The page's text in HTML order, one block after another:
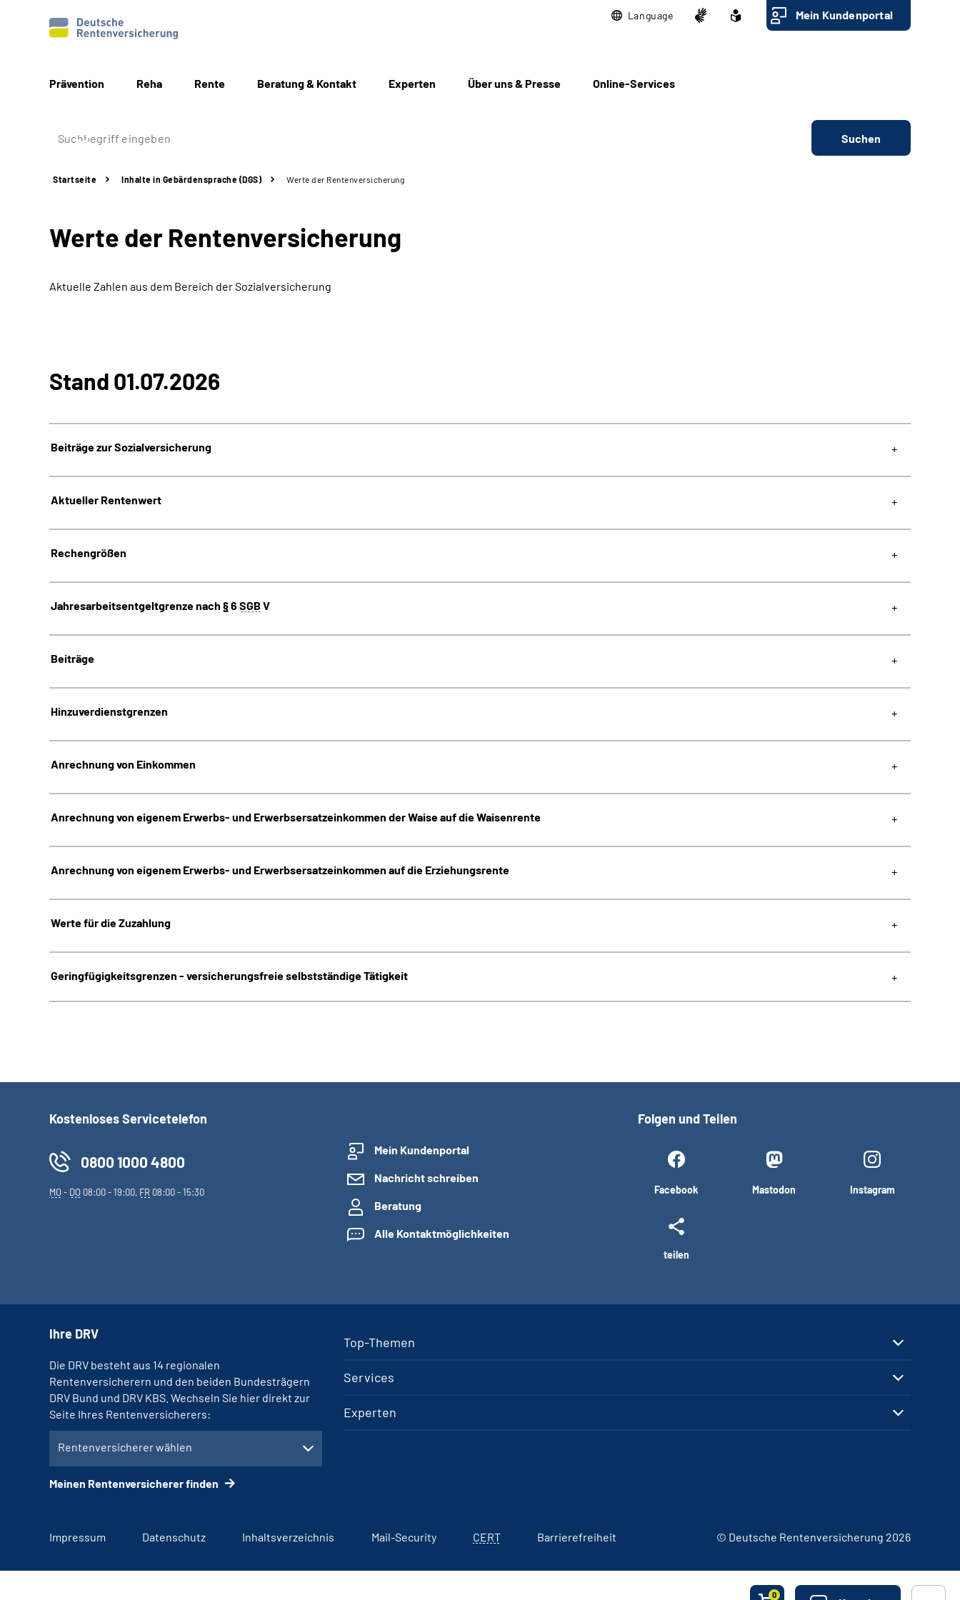
Language Mein Kundenportal
Prävention Reha Rente Beratung & Kontakt Experten Über uns & Presse Online-Services
Suchen
Startseite Inhalte in Gebärdensprache (DGS) Werte der Rentenversicherung
Werte der Rentenversicherung
Aktuelle Zahlen aus dem Bereich der Sozialversicherung
Stand 01.07.2026
Beiträge zur Sozialversicherung
Aktueller Rentenwert
Rechengrößen
Jahresarbeitsentgeltgrenze nach §6 SGB V
Beiträge
Hinzuverdienstgrenzen
Anrechnung von Einkommen
Anrechnung von eigenem Erwerbs- und Erwerbsersatzeinkommen der Waise auf die Waisenrente
Anrechnung von eigenem Erwerbs- und Erwerbsersatzeinkommen auf die Erziehungsrente
Werte für die Zuzahlung
Geringfügigkeitsgrenzen - versicherungsfreie selbstständige Tätigkeit
0
Kostenloses Servicetelefon
0800 1000 4800
MO- DO 08:00 - 19:00, FR 08:00 - 15:30
Mein Kundenportal
Nachricht schreiben
Beratung
Alle Kontaktmöglichkeiten
Folgen und Teilen
Facebook Mastodon Instagram
teilen
Top-Themen
Services
Experten
Ihre DRV
Die DRV besteht aus 14 regionalen
Rentenversicherern und den beiden Bundesträgern
DRV Bund und DRV KBS. Wechseln Sie hier direkt zur
Seite Ihres Rentenversicherers:
Rentenversicherer wählen
Meinen Rentenversicherer finden
Impressum Datenschutz Inhaltsverzeichnis Mail-Security CERT Barrierefreiheit © Deutsche Rentenversicherung 2026